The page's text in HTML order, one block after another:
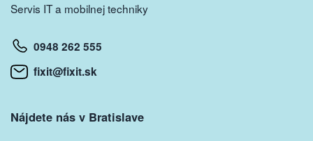
Servis IT a mobilnej techniky
0948 262 555
fixit@fixit.sk
Nájdete nás v Bratislave